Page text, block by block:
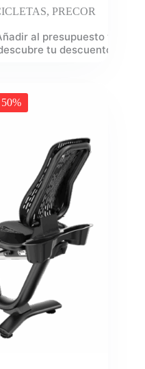
,PRECOR
al presupuesto y
tu descuento